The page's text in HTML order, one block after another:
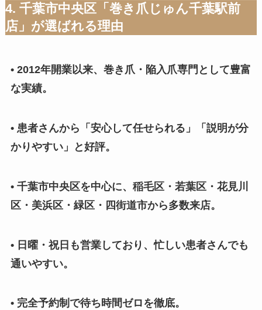
4. 千葉市中央区「巻き爪じゅん千葉駅前
店」が選ばれる理由
• 2012年開業以来、巻き爪・陥入爪専門として豊富
な実績。
• 患者さんから「安心して任せられる」「説明が分
かりやすい」と好評。
• 千葉市中央区を中心に、稲毛区・若葉区・花見川
区・美浜区・緑区・四街道市から多数来店。
• 日曜・祝日も営業しており、忙しい患者さんでも
通いやすい。
• 完全予約制で待ち時間ゼロを徹底。